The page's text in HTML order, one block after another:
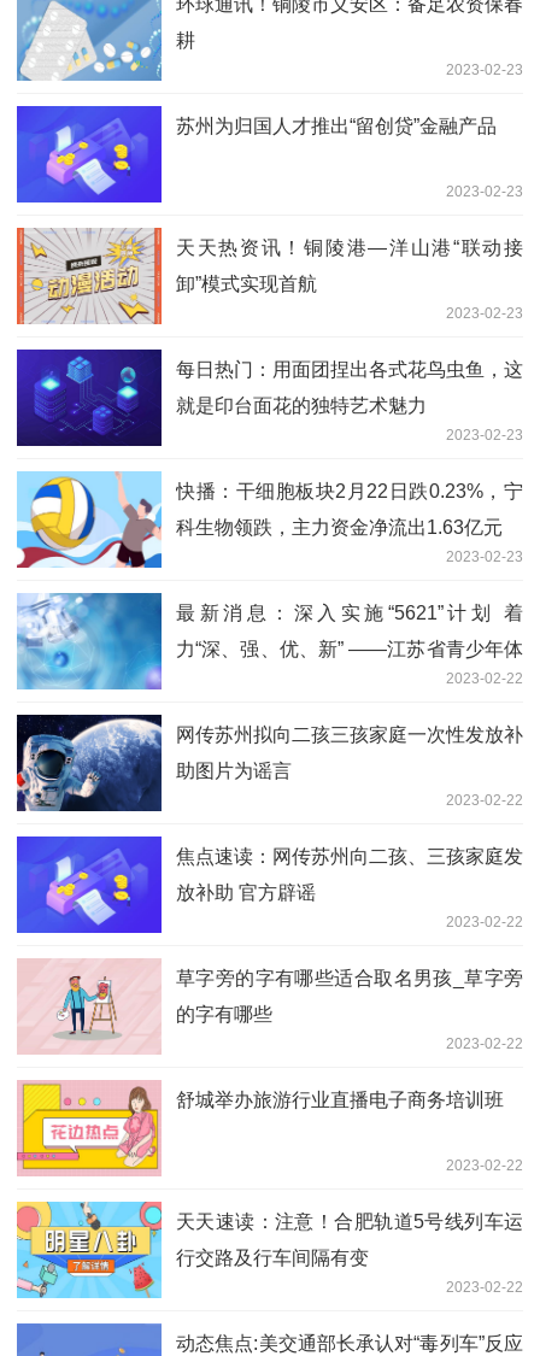
环球通讯！铜陵市义安区：备足农资保春
耕
2023-02-23
苏州为归国人才推出“留创贷”金融产品
2023-02-23
天天热资讯！铜陵港—洋山港“联动接
卸”模式实现首航
2023-02-23
每日热门：用面团捏出各式花鸟虫鱼，这
就是印台面花的独特艺术魅力
2023-02-23
快播：干细胞板块2月22日跌0.23%，宁
科生物领跌，主力资金净流出1.63亿元
2023-02-23
最新消息：深入实施“5621”计划 着
力“深、强、优、新” ——江苏省青少年体
2023-02-22
网传苏州拟向二孩三孩家庭一次性发放补
助图片为谣言
2023-02-22
焦点速读：网传苏州向二孩、三孩家庭发
放补助 官方辟谣
2023-02-22
草字旁的字有哪些适合取名男孩_草字旁
的字有哪些
2023-02-22
舒城举办旅游行业直播电子商务培训班
2023-02-22
天天速读：注意！合肥轨道5号线列车运
行交路及行车间隔有变
2023-02-22
动态焦点:美交通部长承认对“毒列车”反应